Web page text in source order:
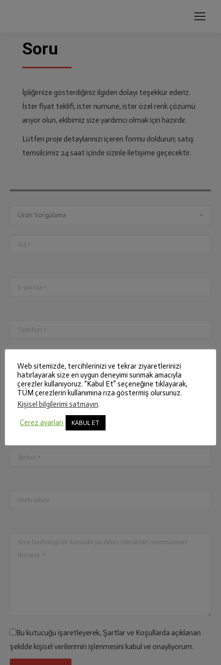
Soru
İpliğimize gösterdiğiniz ilgiden dolayı teşekkür ederiz.
İster fiyat teklifi, ister numune, ister özel renk çözümü
arıyor olun, ekibimiz size yardımcı olmak için hazırdır.
Lütfen proje detaylarınızı içeren formu doldurun; satış
temsilcimiz 24 saat içinde sizinle iletişime geçecektir.
Bu kutucuğu işaretleyerek, Şartlar ve Koşullarda açıklanan
şekilde kişisel verilerimin işlenmesini kabul ve onaylıyorum.
Web sitemizde, tercihlerinizi ve tekrar ziyaretlerinizi
hatırlayarak size en uygun deneyimi sunmak amacıyla
çerezler kullanıyoruz. “Kabul Et” seçeneğine tıklayarak,
TÜM çerezlerin kullanımına rıza göstermiş olursunuz.
Kişisel bilgilerimi satmayın.
Çerez ayarları KABUL ET